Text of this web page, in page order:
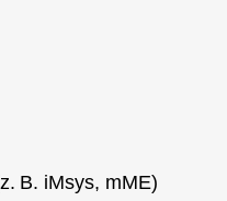
B. iMsys, mME)